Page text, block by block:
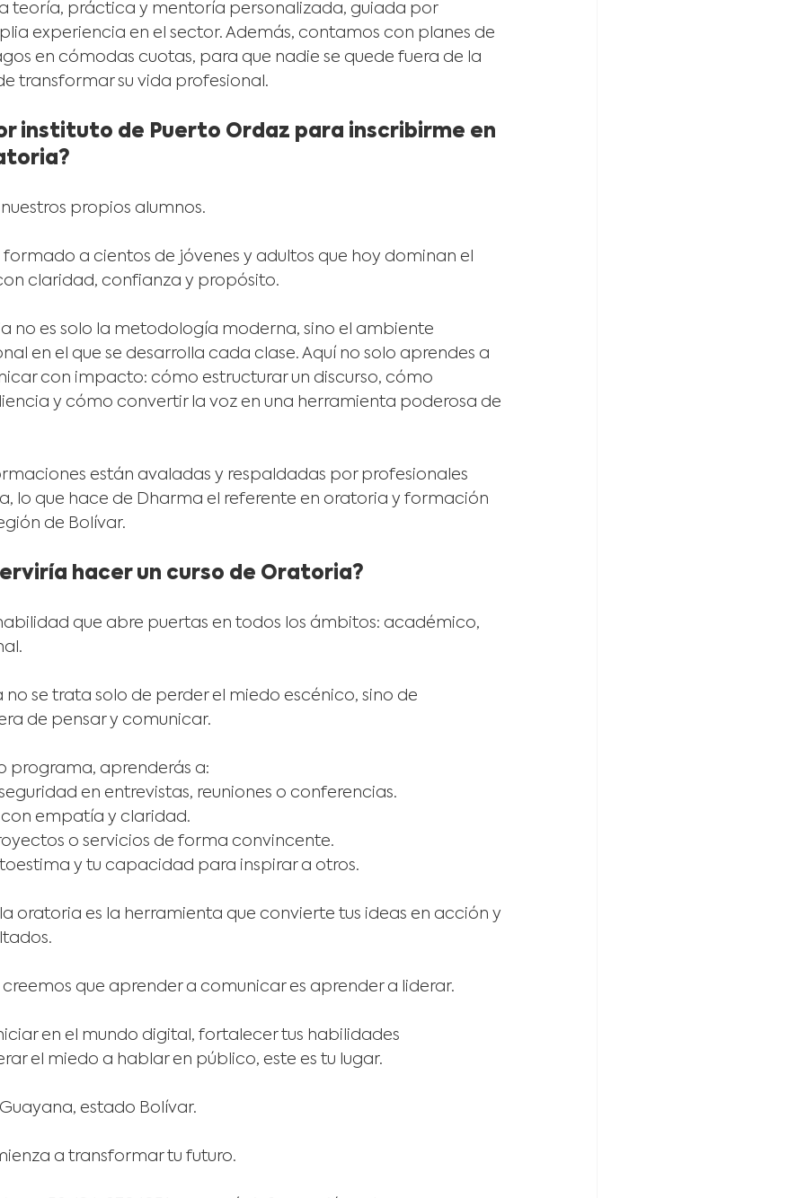
teoría, práctica y mentoría personalizada, guiada por
experiencia en el sector. Además, contamos con planes de
en cómodas cuotas, para que nadie se quede fuera de la
transformar su vida profesional.
instituto de Puerto Ordaz para inscribirme en
propios alumnos.
a cientos de jóvenes y adultos que hoy dominan el
claridad, confianza y propósito.
no es solo la metodología moderna, sino el ambiente
en el que se desarrolla cada clase. Aquí no solo aprendes a
con impacto: cómo estructurar un discurso, cómo
y cómo convertir la voz en una herramienta poderosa de
están avaladas y respaldadas por profesionales
lo que hace de Dharma el referente en oratoria y formación
de Bolívar.
hacer un curso de Oratoria?
que abre puertas en todos los ámbitos: académico,
no se trata solo de perder el miedo escénico, sino de
de pensar y comunicar.
programa, aprenderás a:
en entrevistas, reuniones o conferencias.
con empatía y claridad.
o servicios de forma convincente.
y tu capacidad para inspirar a otros.
oratoria es la herramienta que convierte tus ideas en acción y
que aprender a comunicar es aprender a liderar.
en el mundo digital, fortalecer tus habilidades
el miedo a hablar en público, este es tu lugar.
estado Bolívar.
a transformar tu futuro.